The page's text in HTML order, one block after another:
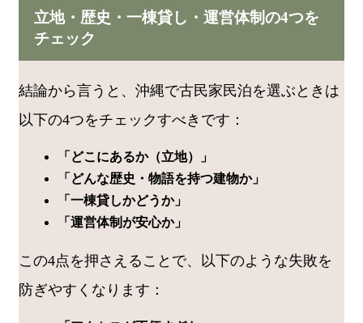
立地・歴史・一棟貸し・運営体制の4つを
チェック
結論から言うと、沖縄で古民家民泊を選ぶときは
以下の4つをチェックすべきです：
「どこにあるか（立地）」
「どんな歴史・物語を持つ建物か」
「一棟貸しかどうか」
「運営体制が安心か」
この4点を押さえることで、以下のような失敗を
防ぎやすくなります：